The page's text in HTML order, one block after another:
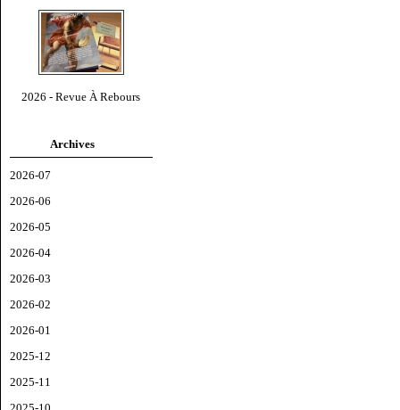
2026 - Revue À Rebours
Archives
2026-07
2026-06
2026-05
2026-04
2026-03
2026-02
2026-01
2025-12
2025-11